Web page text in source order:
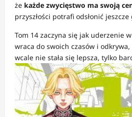
że każde zwycięstwo ma swoją
przyszłości potrafi odsłonić
Tom 14 zaczyna się jak uderzenie
wraca do swoich czasów i odkrywa,
wcale nie stała się lepsza, tylko